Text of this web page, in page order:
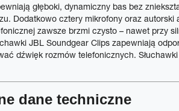
głęboki, dynamiczny bas bez
Dodatkowo cztery mikrofony oraz autorski
zawsze brzmi czysto – nawet przy
JBL Soundgear Clips zapewniają
dźwięk rozmów telefonicznych.
dane techniczne